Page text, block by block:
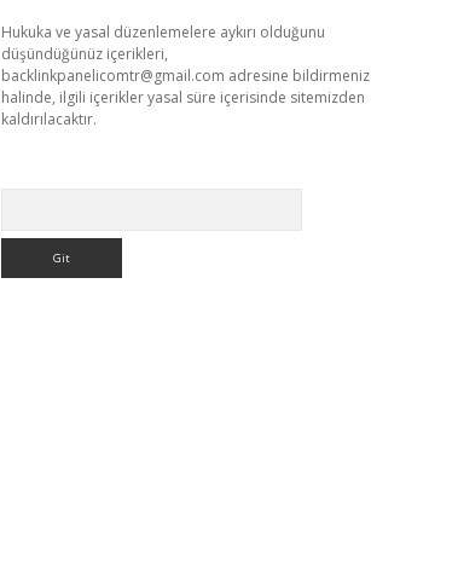
Hukuka ve yasal düzenlemelere aykırı olduğunu
düşündüğünüz içerikleri,
backlinkpanelicomtr@gmail.com adresine bildirmeniz
halinde, ilgili içerikler yasal süre içerisinde sitemizden
kaldırılacaktır.